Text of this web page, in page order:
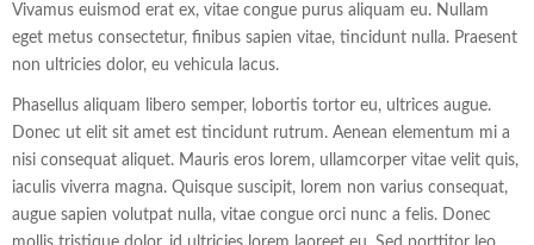
Vivamus euismod erat ex, vitae congue purus aliquam eu. Nullam
eget metus consectetur, finibus sapien vitae, tincidunt nulla. Praesent
non ultricies dolor, eu vehicula lacus.
Phasellus aliquam libero semper, lobortis tortor eu, ultrices augue.
Donec ut elit sit amet est tincidunt rutrum. Aenean elementum mi a
nisi consequat aliquet. Mauris eros lorem, ullamcorper vitae velit quis,
iaculis viverra magna. Quisque suscipit, lorem non varius consequat,
augue sapien volutpat nulla, vitae congue orci nunc a felis. Donec